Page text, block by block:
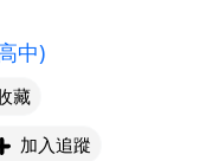
中)
藏
加入追蹤